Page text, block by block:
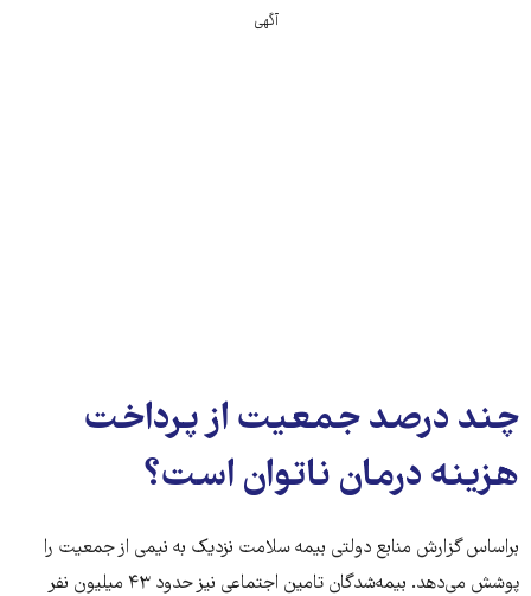
آگهی
چند درصد جمعیت از پرداخت
هزینه درمان ناتوان است؟
براساس گزارش منابع دولتی بیمه سلامت نزدیک به نیمی از جمعیت را
پوشش می‌دهد. بیمه‌شدگان تامین اجتماعی نیز حدود ۴۳ میلیون نفر